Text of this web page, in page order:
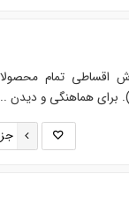
اقساطی تمام